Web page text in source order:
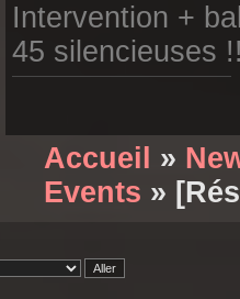
Intervention +
45 silencieuses
Accueil »
Events »